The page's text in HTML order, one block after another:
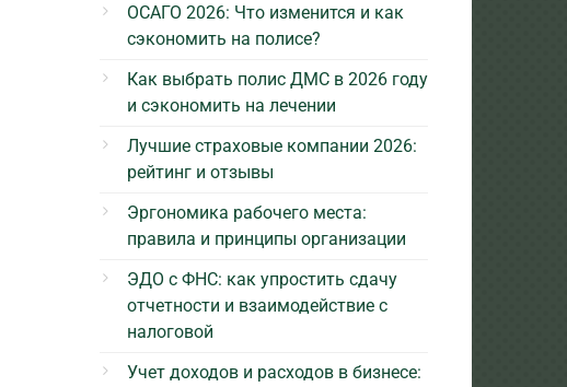
ОСАГО 2026: Что изменится и как
сэкономить на полисе?
Как выбрать полис ДМС в 2026 году
и сэкономить на лечении
Лучшие страховые компании 2026:
рейтинг и отзывы
Эргономика рабочего места:
правила и принципы организации
ЭДО с ФНС: как упростить сдачу
отчетности и взаимодействие с
налоговой
Учет доходов и расходов в бизнесе: